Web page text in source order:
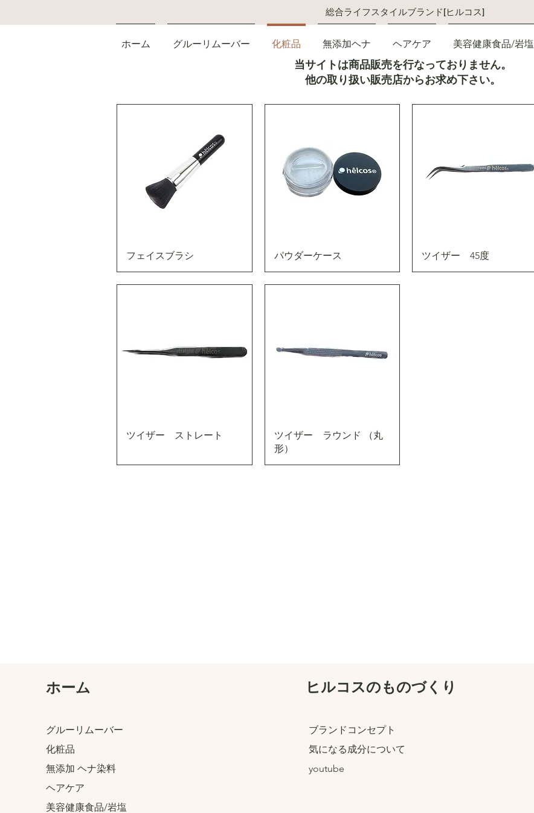
総合ライフスタイルブランド[ヒルコス]
ホーム グルーリムーバー 化粧品 無添加ヘナ ヘアケア 美容健康食品/岩塩
当サイトは商品販売を行なっておりません。
他の取り扱い販売店からお求め下さい。
フェイスブラシ パウダーケース ツイザー 45度
ツイザー ストレート
ツイザー ラウンド （丸
形）
​ホーム
グルーリムーバー
化粧品
無添加 ヘナ染料
ヘアケア
美容健康食品/岩塩
ヒルコスのものづくり
ブランドコンセプト
気になる成分について
youtube